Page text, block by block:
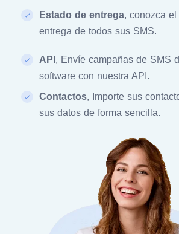
Estado de entrega, conozca
entrega de todos sus SMS.
API , Envíe campañas de SMS
software con nuestra API.
Contactos, Importe sus
sus datos de forma sencilla.